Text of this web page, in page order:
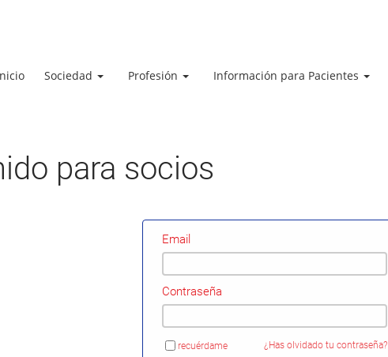
Sociedad Profesión Información para Pacientes
para socios
Email
Contraseña
recuérdame ¿Has olvidado tu contraseña?